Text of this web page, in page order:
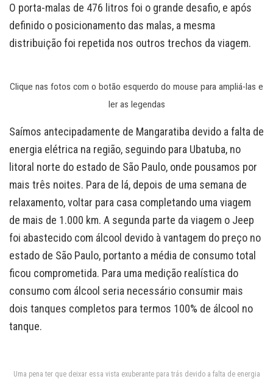
O porta-malas de 476 litros foi o grande desafio, e após
definido o posicionamento das malas, a mesma
distribuição foi repetida nos outros trechos da viagem.
Clique nas fotos com o botão esquerdo do mouse para ampliá-las e
ler as legendas
Saímos antecipadamente de Mangaratiba devido a falta de
energia elétrica na região, seguindo para Ubatuba, no
litoral norte do estado de São Paulo, onde pousamos por
mais três noites. Para de lá, depois de uma semana de
relaxamento, voltar para casa completando uma viagem
de mais de 1.000 km. A segunda parte da viagem o Jeep
foi abastecido com álcool devido à vantagem do preço no
estado de São Paulo, portanto a média de consumo total
ficou comprometida. Para uma medição realística do
consumo com álcool seria necessário consumir mais
dois tanques completos para termos 100% de álcool no
tanque.
Uma pena ter que deixar essa vista exuberante para trás devido a falta de energia